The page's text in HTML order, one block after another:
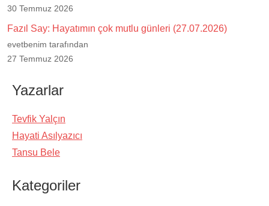
30 Temmuz 2026
Fazıl Say: Hayatımın çok mutlu günleri (27.07.2026)
evetbenim tarafından
27 Temmuz 2026
Yazarlar
Tevfik Yalçın
Hayati Asılyazıcı
Tansu Bele
Kategoriler